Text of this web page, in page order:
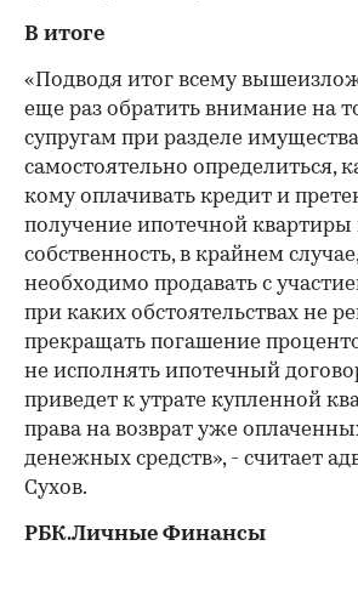
В итоге
«Подводя итог всему
еще раз обратить внимание на
супругам при разделе
самостоятельно определиться,
кому оплачивать кредит и
получение ипотечной квартиры
собственность, в крайнем
необходимо продавать с
при каких обстоятельствах не
прекращать погашение
не исполнять ипотечный
приведет к утрате купленной
права на возврат уже
денежных средств», - считает
Сухов.
РБК.Личные Финансы